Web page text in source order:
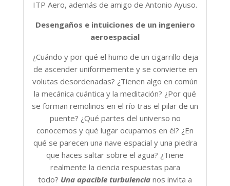
ITP Aero, además de amigo de Antonio Ayuso.
Desengaños e intuiciones de un ingeniero
aeroespacial
¿Cuándo y por qué el humo de un cigarrillo deja
de ascender uniformemente y se convierte en
volutas desordenadas? ¿Tienen algo en común
la mecánica cuántica y la meditación? ¿Por qué
se forman remolinos en el río tras el pilar de un
puente? ¿Qué partes del universo no
conocemos y qué lugar ocupamos en él? ¿En
qué se parecen una nave espacial y una piedra
que haces saltar sobre el agua? ¿Tiene
realmente la ciencia respuestas para
todo? Una apacible turbulencia nos invita a